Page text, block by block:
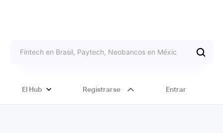
El Hub Registrarse Entrar